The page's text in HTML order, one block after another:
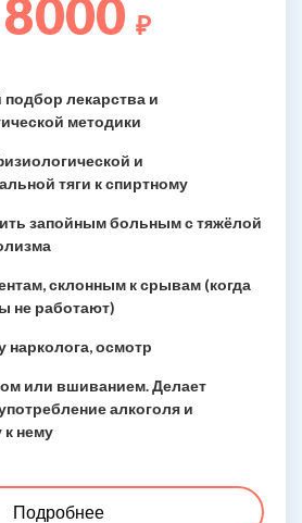
8000 ₽
лекарства и
методики
и
тяги к спиртному
запойным больным с тяжёлой
склонным к срывам (когда
не работают)
нарколога, осмотр
или вшиванием. Делает
алкоголя и
к нему
Подробнее